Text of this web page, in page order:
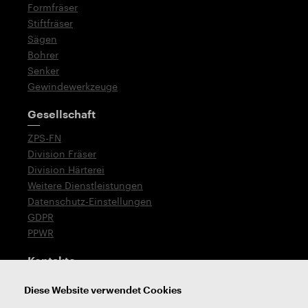
Formfräser
Stiftfräser
Sägen
Bohrer
Senker
Gewindewerkzeuge
Gesellschaft
ZPS-FN
Division Fräser
Division Härterei
Weitere Dienstleistungen
Datenschutz-Einstellungen
GDPR
PPWR
Kontakte
T: +420 576 777 519
Diese Website verwendet Cookies